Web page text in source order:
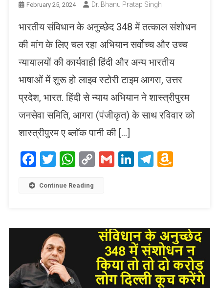
February 25, 2024 Dr. Bhanu Pratap Singh
भारतीय संविधान के अनुच्छेद 348 में तत्काल संशोधन
की मांग के लिए चल रहा अभियान सर्वोच्च और उच्च
न्यायालयों की कार्यवाही हिंदी और अन्य भारतीय
भाषाओं में शुरू हो लाइव स्टोरी टाइम आगरा, उत्तर
प्रदेश, भारत. हिंदी से न्याय अभियान ने शास्त्रीपुरम
जनसेवा समिति, आगरा (पंजीकृत) के साथ रविवार को
शास्त्रीपुरम ए ब्लॉक पानी की […]
Facebook
Twitter
WhatsApp
CopyGmailLinkedIn
Telegram
Continue Reading